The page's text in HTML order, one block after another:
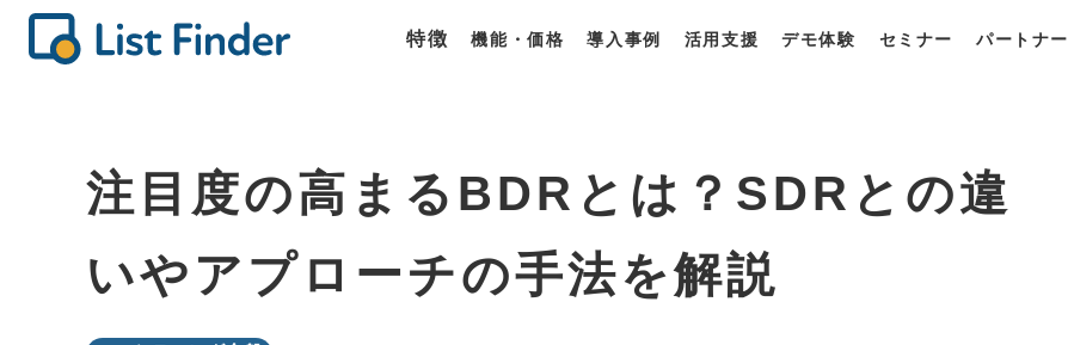
特徴 機能・価格 導入事例 活用支援 デモ体験 セミナー パートナー
注目度の高まるBDRとは？SDRとの違
いやアプローチの手法を解説